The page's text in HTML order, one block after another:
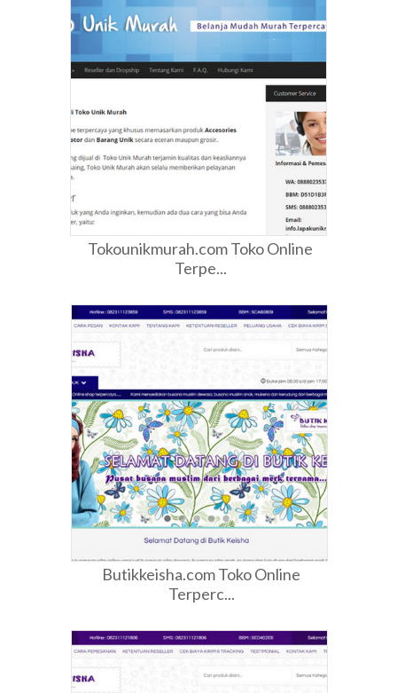
Tokounikmurah.com Toko Online
Terpe...
Butikkeisha.com Toko Online
Terperc...